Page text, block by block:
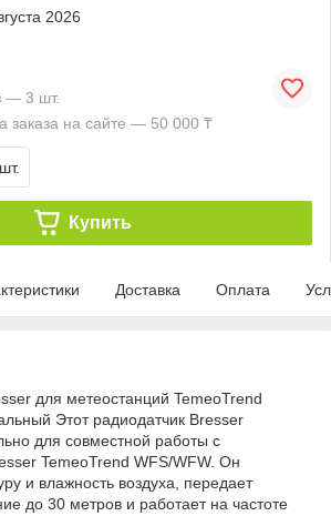
2026
— 3 шт.
заказа на сайте — 50 000 ₸
Купить
Доставка Оплата
для метеостанций TemeoTrend
Этот радиодатчик Bresser
для совместной работы с
TemeoTrend WFS/WFW. Он
и влажность воздуха, передает
до 30 метров и работает на частоте